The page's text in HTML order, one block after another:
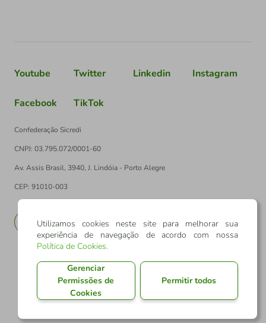
Youtube Twitter Linkedin Instagram
Facebook TikTok
Confederação Sicredi
CNPJ: 03.795.072/0001-60
Av. Assis Brasil, 3940, J. Lindóia - Porto Alegre
CEP: 91010-003
EN
Utilizamos cookies neste site para melhorar sua
experiência de navegação de acordo com nossa
Política de Cookies.
Gerenciar
Permissões de
Cookies
Permitir todos